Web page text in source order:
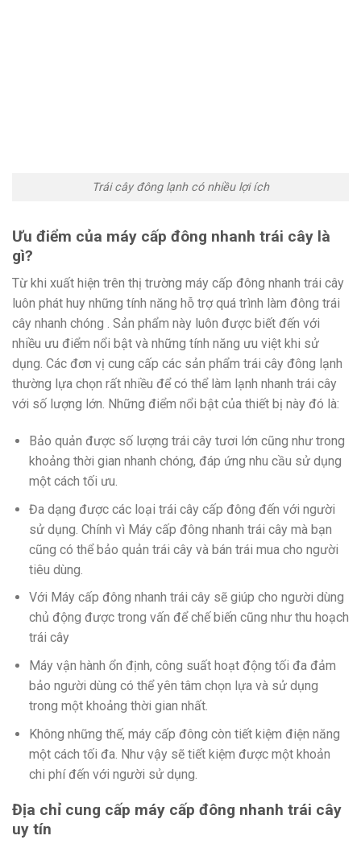
Trái cây đông lạnh có nhiều lợi ích
Ưu điểm của máy cấp đông nhanh trái cây là
gì?
Từ khi xuất hiện trên thị trường máy cấp đông nhanh trái cây
luôn phát huy những tính năng hỗ trợ quá trình làm đông trái
cây nhanh chóng . Sản phẩm này luôn được biết đến với
nhiều ưu điểm nổi bật và những tính năng ưu việt khi sử
dụng. Các đơn vị cung cấp các sản phẩm trái cây đông lạnh
thường lựa chọn rất nhiều để có thể làm lạnh nhanh trái cây
với số lượng lớn. Những điểm nổi bật của thiết bị này đó là:
Bảo quản được số lượng trái cây tươi lớn cũng như trong
khoảng thời gian nhanh chóng, đáp ứng nhu cầu sử dụng
một cách tối ưu.
Đa dạng được các loại trái cây cấp đông đến với người
sử dụng. Chính vì Máy cấp đông nhanh trái cây mà bạn
cũng có thể bảo quản trái cây và bán trái mua cho người
tiêu dùng.
Với Máy cấp đông nhanh trái cây sẽ giúp cho người dùng
chủ động được trong vấn để chế biến cũng như thu hoạch
trái cây
Máy vận hành ổn định, công suất hoạt động tối đa đảm
bảo người dùng có thể yên tâm chọn lựa và sử dụng
trong một khoảng thời gian nhất.
Không những thế, máy cấp đông còn tiết kiệm điện năng
một cách tối đa. Như vậy sẽ tiết kiệm được một khoản
chi phí đến với người sử dụng.
Địa chỉ cung cấp máy cấp đông nhanh trái cây
uy tín